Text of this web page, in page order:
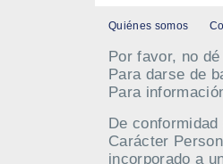
Quiénes somos
Por favor, no
Para darse de
Para
De
Carácter
incorporado a